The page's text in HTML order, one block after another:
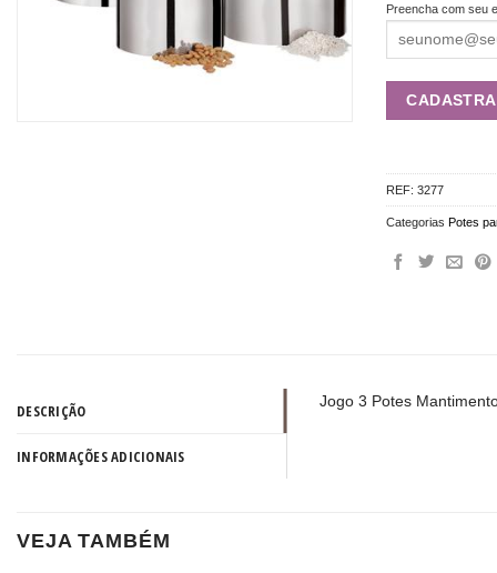
Preencha com seu
REF:3277
CategoriasPotes
DESCRIÇÃO
INFORMAÇÕES ADICIONAIS
Jogo 3 Potes
VEJA TAMBÉM